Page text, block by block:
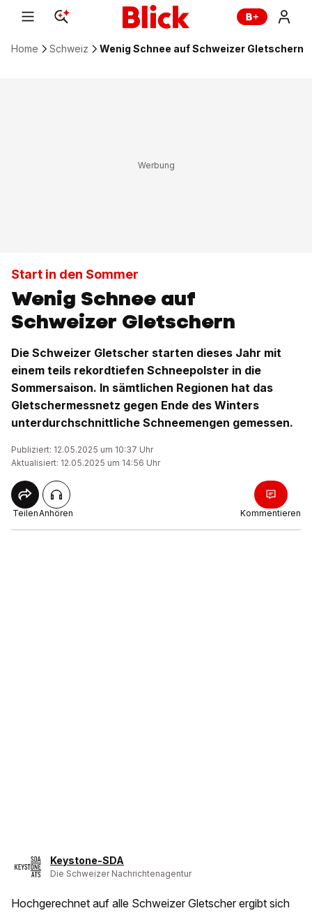
Home Schweiz Wenig Schnee auf Schweizer Gletschern
Start in den Sommer
Wenig Schnee auf
Schweizer Gletschern
Die Schweizer Gletscher starten dieses Jahr mit
einem teils rekordtiefen Schneepolster in die
Sommersaison. In sämtlichen Regionen hat das
Gletschermessnetz gegen Ende des Winters
unterdurchschnittliche Schneemengen gemessen.
Publiziert: 12.05.2025 um 10:37 Uhr
Aktualisiert: 12.05.2025 um 14:56 Uhr
TeilenAnhören Kommentieren
Keystone-SDA
Die Schweizer Nachrichtenagentur
Hochgerechnet auf alle Schweizer Gletscher ergibt sich